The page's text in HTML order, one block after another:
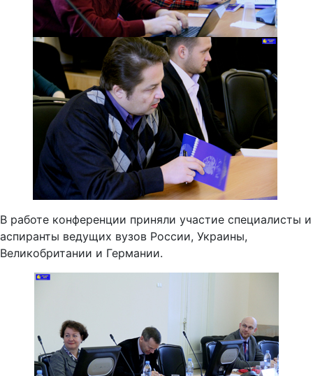
В работе конференции приняли участие специалисты и
аспиранты ведущих вузов России, Украины,
Великобритании и Германии.